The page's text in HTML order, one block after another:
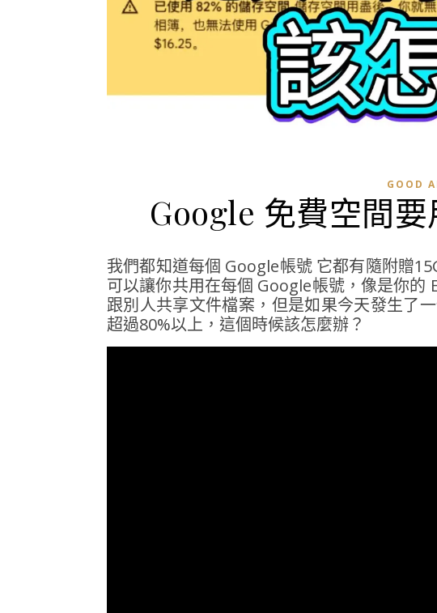
GOOD
Google 免費空間
我們都知道每個 Google帳號 它都有隨附贈
可以讓你共用在每個 Google帳號，像是你的
跟別人共享文件檔案，但是如果今天發生了
超過80%以上，這個時候該怎麼辦？